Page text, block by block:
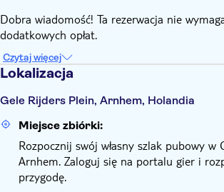
Dobra wiadomość! Ta rezerwacja nie
dodatkowych opłat.
Czytaj więcej
Lokalizacja
Gele Rijders Plein, Arnhem, Holandia
Miejsce zbiórki:
Rozpocznij swój własny szlak pubowy w
Arnhem. Zaloguj się na portalu gier i
przygodę.